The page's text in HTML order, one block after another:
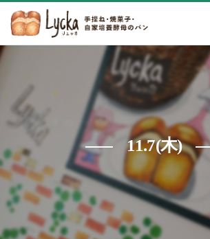
11.7(木)